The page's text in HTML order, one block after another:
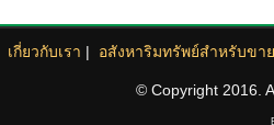
เกี่ยวกับเรา | อสังหาริมทรัพย์สำหรับขาย
© Copyright 2016.